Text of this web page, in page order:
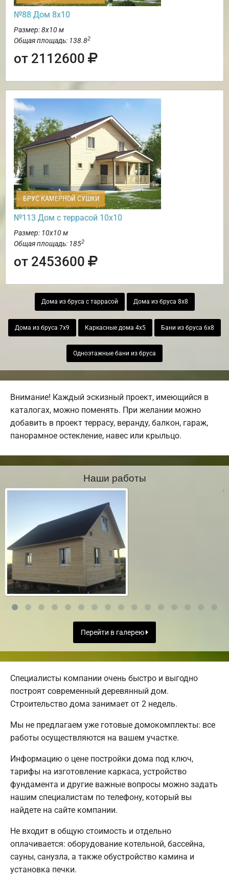
№88 Дом 8х10
Размер: 8х10 м
Общая площадь: 138.82
от 2112600
БРУС КАМЕРНОЙ СУШКИ
№113 Дом с террасой 10х10
Размер: 10х10 м
Общая площадь: 1852
от 2453600
Дома из бруса с таррасой Дома из бруса 8х8
Дома из бруса 7х9 Каркасные дома 4х5 Бани из бруса 6х8
Одноэтажные бани из бруса
Внимание! Каждый эскизный проект, имеющийся в
каталогах, можно поменять. При желании можно
добавить в проект террасу, веранду, балкон, гараж,
панорамное остекление, навес или крыльцо.
Наши работы
Перейти в галерею
Специалисты компании очень быстро и выгодно
построят современный деревянный дом.
Строительство дома занимает от 2 недель.
Мы не предлагаем уже готовые домокомплекты: все
работы осуществляются на вашем участке.
Информацию о цене постройки дома под ключ,
тарифы на изготовление каркаса, устройство
фундамента и другие важные вопросы можно задать
нашим специалистам по телефону, который вы
найдете на сайте компании.
Не входит в общую стоимость и отдельно
оплачивается: оборудование котельной, бассейна,
сауны, санузла, а также обустройство камина и
установка печки.